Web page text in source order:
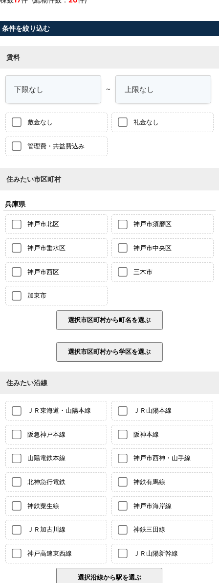
条件を絞り込む
賃料
～
敷金なし 礼金なし
管理費・共益費込み
住みたい市区町村
兵庫県
神戸市北区 神戸市須磨区
神戸市垂水区 神戸市中央区
神戸市西区 三木市
加東市
住みたい沿線
ＪＲ東海道・山陽本線 ＪＲ山陽本線
阪急神戸本線 阪神本線
山陽電鉄本線 神戸市西神・山手線
北神急行電鉄 神鉄有馬線
神鉄粟生線 神戸市海岸線
ＪＲ加古川線 神鉄三田線
神戸高速東西線 ＪＲ山陽新幹線